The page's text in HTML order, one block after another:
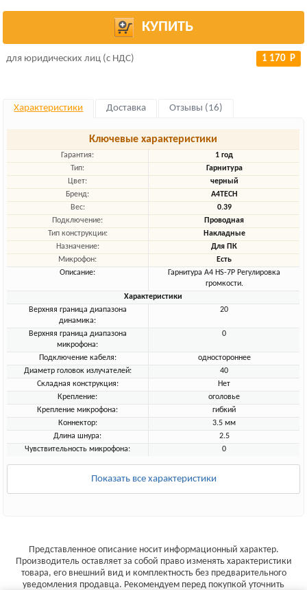
КУПИТЬ
для юридических лиц (с НДС) 1 170 Р
Характеристики Доставка Отзывы (16)
Ключевые характеристики
Гарантия:
1 год
Тип:
Гарнитура
Цвет:
черный
Бренд:
A4TECH
Вес:
0.39
Подключение:
Проводная
Тип конструкции:
Накладные
Назначение:
Для ПК
Микрофон:
Есть
Описание:
Гарнитура A4 HS-7P Регулировка
громкости.
Характеристики
Верхняя граница диапазона
динамика:
20
Верхняя граница диапазона
микрофона:
0
Подключение кабеля:
одностороннее
Диаметр головок излучателей:
40
Складная конструкция:
Нет
Крепление:
оголовье
Крепление микрофона:
гибкий
Коннектор:
3.5 мм
Длина шнура:
2.5
Чувствительность микрофона:
0
Показать все характеристики
Представленное описание носит информационный характер.
Производитель оставляет за собой право изменять характеристики
товара, его внешний вид и комплектность без предварительного
уведомления продавца. Рекомендуем перед покупкой уточнить